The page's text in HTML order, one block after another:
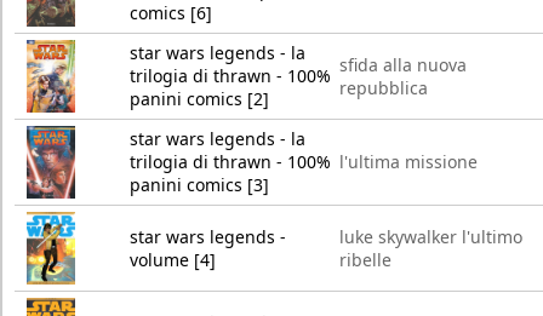
comics [6]
star wars legends - la
trilogia di thrawn - 100%
panini comics [2]
sfida alla nuova
repubblica
star wars legends - la
trilogia di thrawn - 100%
panini comics [3]
l'ultima missione
star wars legends -
volume [4]
luke skywalker l'ultimo
ribelle